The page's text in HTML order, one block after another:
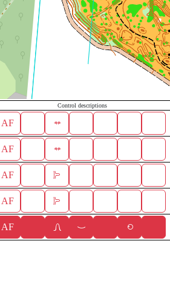
Control descriptions
AF
AF
AF
AF
AF